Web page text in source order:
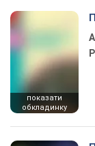
показати
обкладинку